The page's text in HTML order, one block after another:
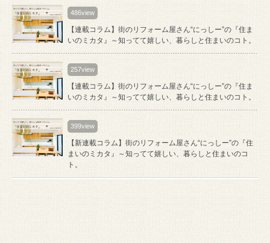
486view
【連載コラム】街のリフォーム屋さん“にっしー”の『住ま
いのミカタ』～知ってて嬉しい、暮らしと住まいのコト。
257view
【連載コラム】街のリフォーム屋さん“にっしー”の『住ま
いのミカタ』～知ってて嬉しい、暮らしと住まいのコト。
399view
【新連載コラム】街のリフォーム屋さん“にっしー”の『住
まいのミカタ』～知ってて嬉しい、暮らしと住まいのコ
ト。